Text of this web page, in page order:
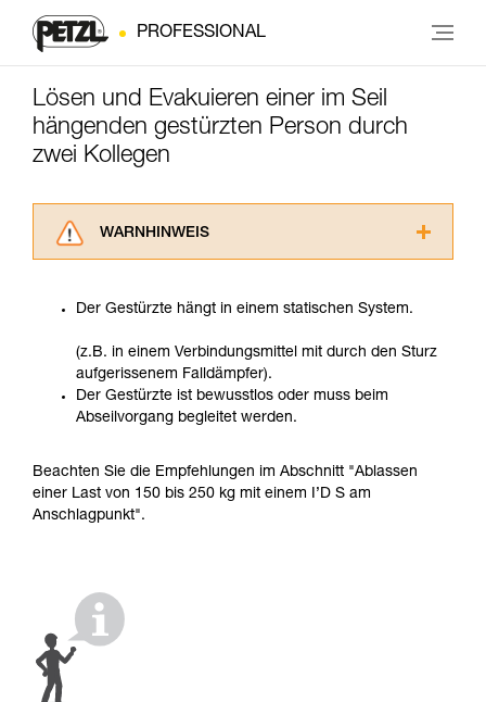
PROFESSIONAL
Lösen und Evakuieren einer im Seil
hängenden gestürzten Person durch
zwei Kollegen
WARNHINWEIS
aufmerksam durch, bevor Sie diesen zu Rate
verstehen zu können, müssen Sie zuerst die in
der Gebrauchsanweisung enthaltenen
Informationen richtig verstanden haben.
Die Beherrschung dieser Techniken setzt eine
Training voraus. Prüfen Sie zusammen mit
einem Profi, ob Sie in der Lage sind, den
Vorgang alleine sicher zu wiederholen, bevor
noch andere Techniken, die hier nicht
Der Gestürzte hängt in einem statischen System.
(z.B. in einem Verbindungsmittel mit durch den Sturz
aufgerissenem Falldämpfer).
Der Gestürzte ist bewusstlos oder muss beim
Abseilvorgang begleitet werden.
Beachten Sie die Empfehlungen im Abschnitt "Ablassen
einer Last von 150 bis 250 kg mit einem I’D S am
Anschlagpunkt".